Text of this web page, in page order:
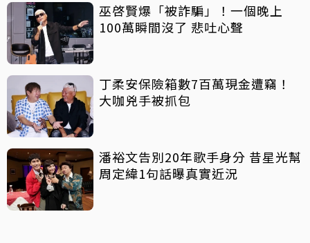
巫啓賢爆「被詐騙」！一個晚上
100萬瞬間沒了 悲吐心聲
丁柔安保險箱數7百萬現金遭竊！
大咖兇手被抓包
潘裕文告別20年歌手身分 昔星光幫
周定緯1句話曝真實近況